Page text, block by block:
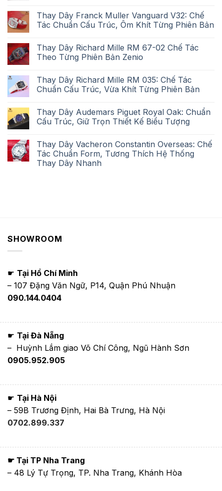
Thay Dây Franck Muller Vanguard V32: Chế
Tác Chuẩn Cấu Trúc, Ôm Khít Từng Phiên Bản
Thay Dây Richard Mille RM 67-02 Chế Tác
Theo Từng Phiên Bản Zenio
Thay Dây Richard Mille RM 035: Chế Tác
Chuẩn Cấu Trúc, Vừa Khít Từng Phiên Bản
Thay Dây Audemars Piguet Royal Oak: Chuẩn
Cấu Trúc, Giữ Trọn Thiết Kế Biểu Tượng
Thay Dây Vacheron Constantin Overseas: Chế
Tác Chuẩn Form, Tương Thích Hệ Thống
Thay Dây Nhanh
SHOWROOM
☛ Tại Hồ Chí Minh
– 107 Đặng Văn Ngữ, P14, Quận Phú Nhuận
090.144.0404
☛ Tại Đà Nẵng
– Huỳnh Lắm giao Võ Chí Công, Ngũ Hành Sơn
0905.952.905
☛ Tại Hà Nội
– 59B Trương Định, Hai Bà Trưng, Hà Nội
0702.899.337
☛ Tại TP Nha Trang
– 48 Lý Tự Trọng, TP. Nha Trang, Khánh Hòa